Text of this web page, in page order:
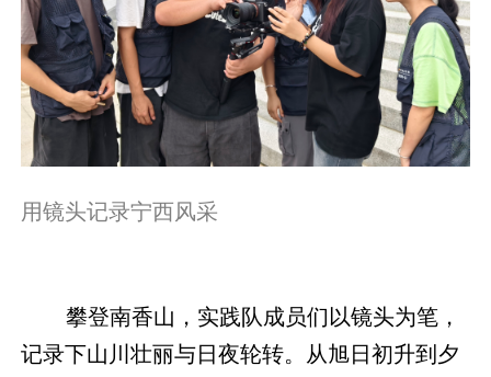
用镜头记录宁西风采
攀登南香山，实践队成员们以镜头为笔，
记录下山川壮丽与日夜轮转。从旭日初升到夕